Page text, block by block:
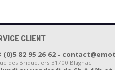
CLIENT
(0)5 82 95 26 62 -
des Briquetiers 31700 Blagnac